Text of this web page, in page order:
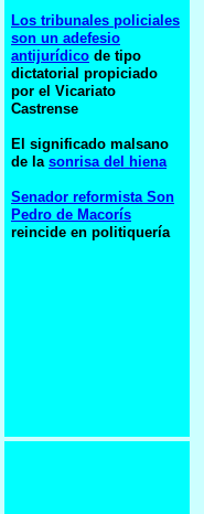
Los tribunales policiales
son un adefesio
antijurídico de tipo
dictatorial propiciado
por el Vicariato
Castrense
El significado malsano
de la sonrisa del hiena
Senador reformista Son
Pedro de Macorís
reincide en politiquería